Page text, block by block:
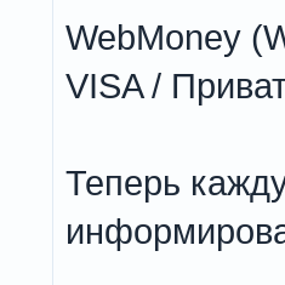
WebMoney
VISA /
Теперь